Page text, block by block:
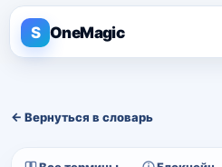
S OneMagic
← Вернуться в словарь